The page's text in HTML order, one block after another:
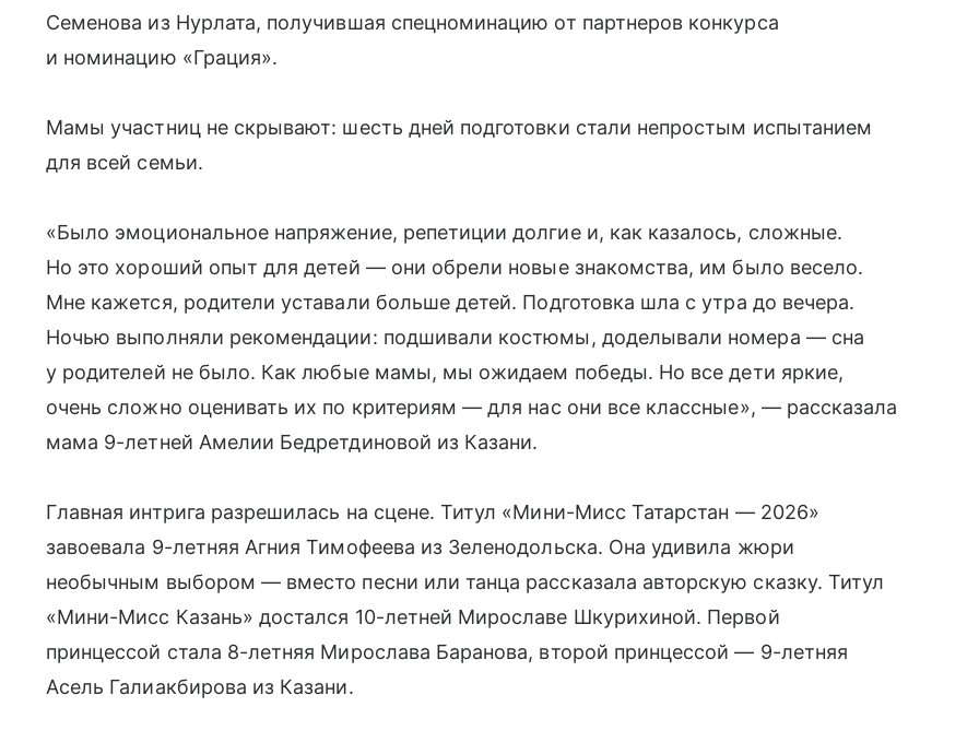
Семенова из Нурлата, получившая спецноминацию от партнеров конкурса
и номинацию «Грация».
Мамы участниц не скрывают: шесть дней подготовки стали непростым испытанием
для всей семьи.
«Было эмоциональное напряжение, репетиции долгие и, как казалось, сложные.
Но это хороший опыт для детей — они обрели новые знакомства, им было весело.
Мне кажется, родители уставали больше детей. Подготовка шла с утра до вечера.
Ночью выполняли рекомендации: подшивали костюмы, доделывали номера — сна
у родителей не было. Как любые мамы, мы ожидаем победы. Но все дети яркие,
очень сложно оценивать их по критериям — для нас они все классные», — рассказала
мама 9-летней Амелии Бедретдиновой из Казани.
Главная интрига разрешилась на сцене. Титул «Мини-Мисс Татарстан — 2026»
завоевала 9-летняя Агния Тимофеева из Зеленодольска. Она удивила жюри
необычным выбором — вместо песни или танца рассказала авторскую сказку. Титул
«Мини-Мисс Казань» достался 10-летней Мирославе Шкурихиной. Первой
принцессой стала 8-летняя Мирослава Баранова, второй принцессой — 9-летняя
Асель Галиакбирова из Казани.